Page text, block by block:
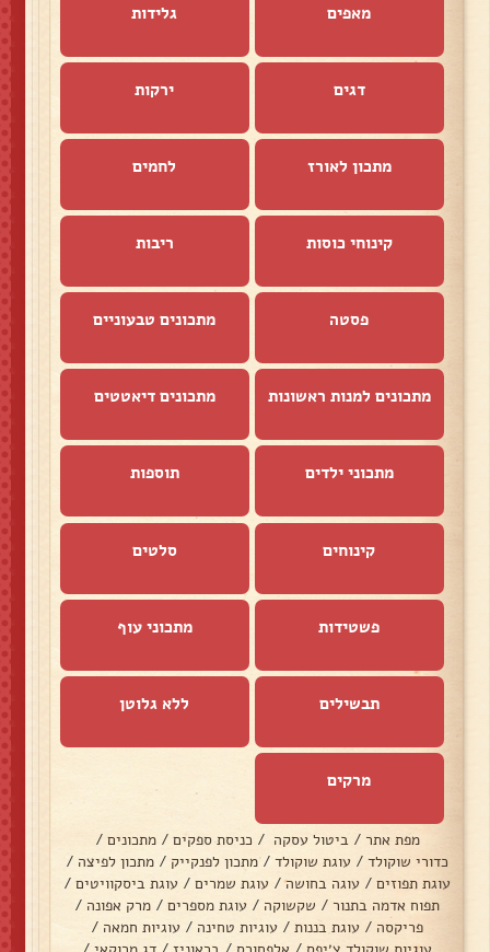
מאפים גלידות
דגים ירקות
מתכון לאורז לחמים
קינוחי כוסות ריבות
פסטה מתכונים טבעוניים
מתכונים למנות ראשונות מתכונים דיאטטים
מתכוני ילדים תוספות
קינוחים סלטים
פשטידות מתכוני עוף
תבשילים ללא גלוטן
מרקים
מפת אתר / ביטול עסקה / כניסת ספקים / מתכונים /
כדורי שוקולד / עוגת שוקולד / מתכון לפנקייק / מתכון לפיצה /
עוגת תפוזים / עוגה בחושה / עוגת שמרים / עוגת ביסקוויטים /
תפוח אדמה בתנור / שקשוקה / עוגת מספרים / מרק אפונה /
פריקסה / עוגת בננות / עוגיות טחינה / עוגיות חמאה /